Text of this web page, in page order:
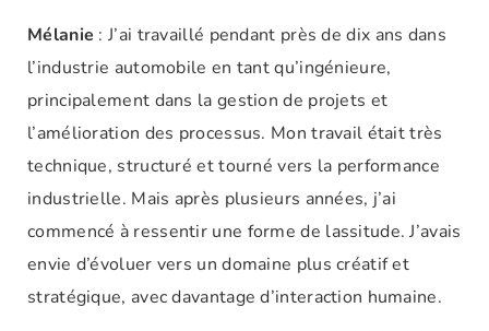
Mélanie : J’ai travaillé pendant près de dix ans dans
l’industrie automobile en tant qu’ingénieure,
principalement dans la gestion de projets et
l’amélioration des processus. Mon travail était très
technique, structuré et tourné vers la performance
industrielle. Mais après plusieurs années, j’ai
commencé à ressentir une forme de lassitude. J’avais
envie d’évoluer vers un domaine plus créatif et
stratégique, avec davantage d’interaction humaine.